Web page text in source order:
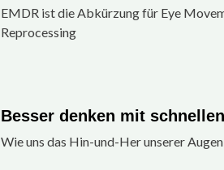
EMDR ist die Abkürzung für Eye
Reprocessing
Besser denken mit
Wie uns das Hin-und-Her unserer